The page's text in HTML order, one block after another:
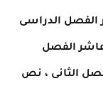
الفصل الدراسى
صف عاشر الفصل
الثانى ، نص